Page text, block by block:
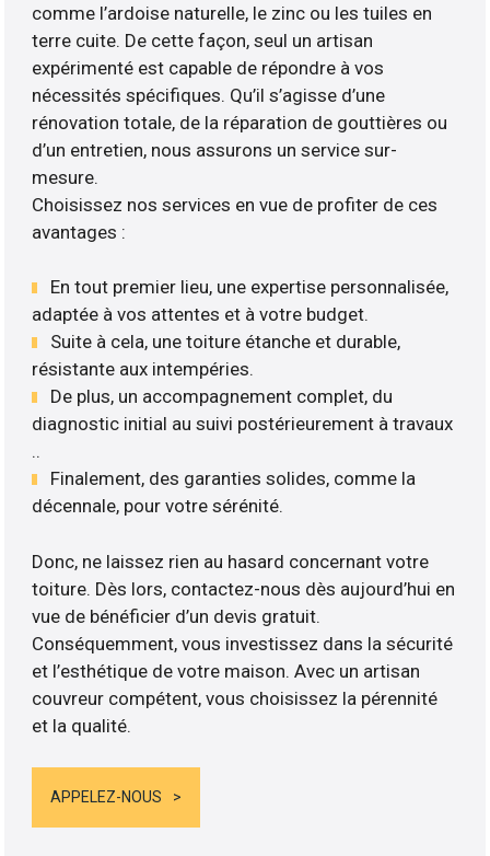
comme l’ardoise naturelle, le zinc ou les tuiles en
terre cuite. De cette façon, seul un artisan
expérimenté est capable de répondre à vos
nécessités spécifiques. Qu’il s’agisse d’une
rénovation totale, de la réparation de gouttières ou
d’un entretien, nous assurons un service sur-
mesure.
Choisissez nos services en vue de profiter de ces
avantages :
En tout premier lieu, une expertise personnalisée,
adaptée à vos attentes et à votre budget.
Suite à cela, une toiture étanche et durable,
résistante aux intempéries.
De plus, un accompagnement complet, du
diagnostic initial au suivi postérieurement à travaux
..
Finalement, des garanties solides, comme la
décennale, pour votre sérénité.
Donc, ne laissez rien au hasard concernant votre
toiture. Dès lors, contactez-nous dès aujourd’hui en
vue de bénéficier d’un devis gratuit.
Conséquemment, vous investissez dans la sécurité
et l’esthétique de votre maison. Avec un artisan
couvreur compétent, vous choisissez la pérennité
et la qualité.
APPELEZ-NOUS